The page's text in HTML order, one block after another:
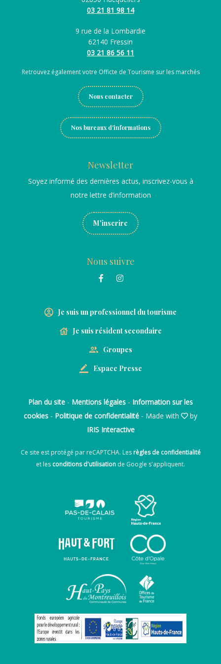
03 21 81 98 14
9 rue de la Lombardie
62140 Fressin
03 21 86 56 11
Retrouvez également votre Officte de Tourisme sur les marchés
Nous contacter
Nos bureaux d'informations
Newsletter
Soyez informé des dernières actus, inscrivez-vous à
notre lettre d’information
M'inscrire
Nous suivre
Je suis un professionnel du tourisme
Je suis résident secondaire
Groupes
Espace Presse
Plan du site - Mentions légales - Information sur les
cookies - Politique de confidentialité - Made with
by
IRIS Interactive
Ce site est protégé par reCAPTCHA. Lesrègles de confidentialité
et les conditions d'utilisation de Google s'appliquent.